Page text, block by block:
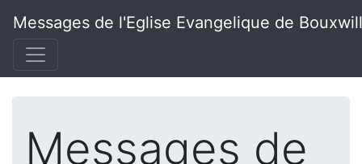
Messages de l'Eglise Evangelique de
Messages de